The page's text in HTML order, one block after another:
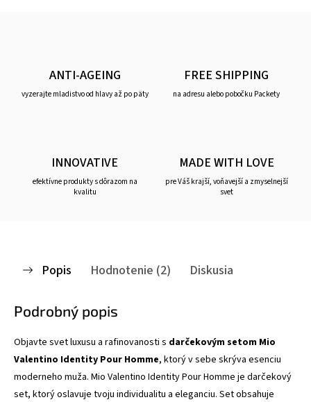
ANTI-AGEING
vyzerajte mladistvo od hlavy až po päty
FREE SHIPPING
na adresu alebo pobočku Packety
INNOVATIVE
efektívne produkty s dôrazom na
kvalitu
MADE WITH LOVE
pre Váš krajší, voňavejší a zmyselnejší
svet
Popis Hodnotenie (2) Diskusia
Podrobný popis
Objavte svet luxusu a rafinovanosti s darčekovým setom Mio
Valentino Identity Pour Homme, ktorý v sebe skrýva esenciu
moderneho muža. Mio Valentino Identity Pour Homme je darčekový
set, ktorý oslavuje tvoju individualitu a eleganciu. Set obsahuje